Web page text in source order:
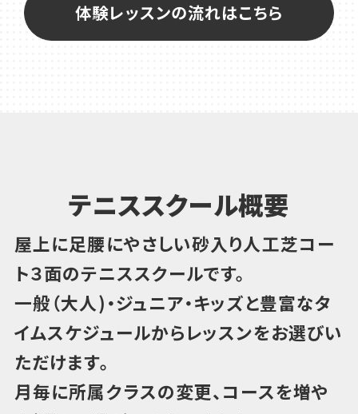
体験レッスンの流れはこちら
テニススクール概要
屋上に足腰にやさしい砂入り人工芝コー
ト３面のテニススクールです。
一般（大人)・ジュニア・キッズと豊富なタ
イムスケジュールからレッスンをお選びい
ただけます。
月毎に所属クラスの変更、コースを増や